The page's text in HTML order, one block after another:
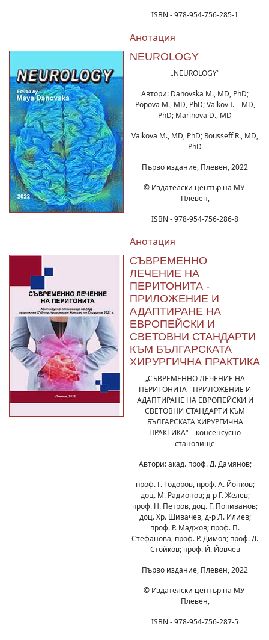
ISBN - 978-954-756-285-1
Анотация
NEUROLOGY
„NEUROLOGY“
Автори: Danovska M., MD, PhD;
Popova М., MD, PhD; Valkov I. – MD,
PhD; Marinova D., MD
Valkova M., MD, PhD; Rousseff R., MD,
PhD
Първо издание, Плевен, 2022
© Издателски център на МУ-
Плевен,
ISBN - 978-954-756-286-8
Анотация
СЪВРЕМЕННО
ЛЕЧЕНИЕ НА
ПЕРИТОНИТА -
ПРИЛОЖЕНИЕ И
АДАПТИРАНЕ НА
ЕВРОПЕЙСКИ И
СВЕТОВНИ СТАНДАРТИ
КЪМ БЪЛГАРСКАТА
ХИРУРГИЧНА ПРАКТИКА
„СЪВРЕМЕННО ЛЕЧЕНИЕ НА
ПЕРИТОНИТА - ПРИЛОЖЕНИЕ И
АДАПТИРАНЕ НА ЕВРОПЕЙСКИ И
СВЕТОВНИ СТАНДАРТИ КЪМ
БЪЛГАРСКАТА ХИРУРГИЧНА
ПРАКТИКА“ - консенсусно
становище
Автори: акад. проф. Д. Дамянов;
проф. Г. Тодоров, проф. А. Йонков;
доц. М. Радионов; д-р Г. Желев;
проф. Н. Петров, доц. Г. Попиванов;
доц. Хр. Шивачев, д-р Л. Илиев;
проф. Р. Маджов; проф. П.
Стефанова, проф. Р. Димов; проф. Д.
Стойков; проф. Й. Йовчев
Първо издание, Плевен, 2022
© Издателски център на МУ-
Плевен,
ISBN - 978-954-756-287-5